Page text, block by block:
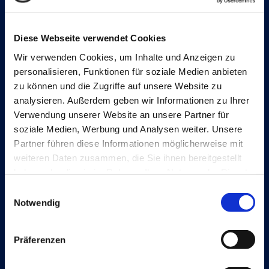
Diese Webseite verwendet Cookies
Wir verwenden Cookies, um Inhalte und Anzeigen zu
personalisieren, Funktionen für soziale Medien anbieten
zu können und die Zugriffe auf unsere Website zu
analysieren. Außerdem geben wir Informationen zu Ihrer
Verwendung unserer Website an unsere Partner für
soziale Medien, Werbung und Analysen weiter. Unsere
Partner führen diese Informationen möglicherweise mit
weiteren Daten zusammen, die Sie ihnen bereitgestellt
Notwendig
Präferenzen
Continia Software
Kontakt
Meet the team
Über Continia
Finden Sie einen Dynamics-Partner